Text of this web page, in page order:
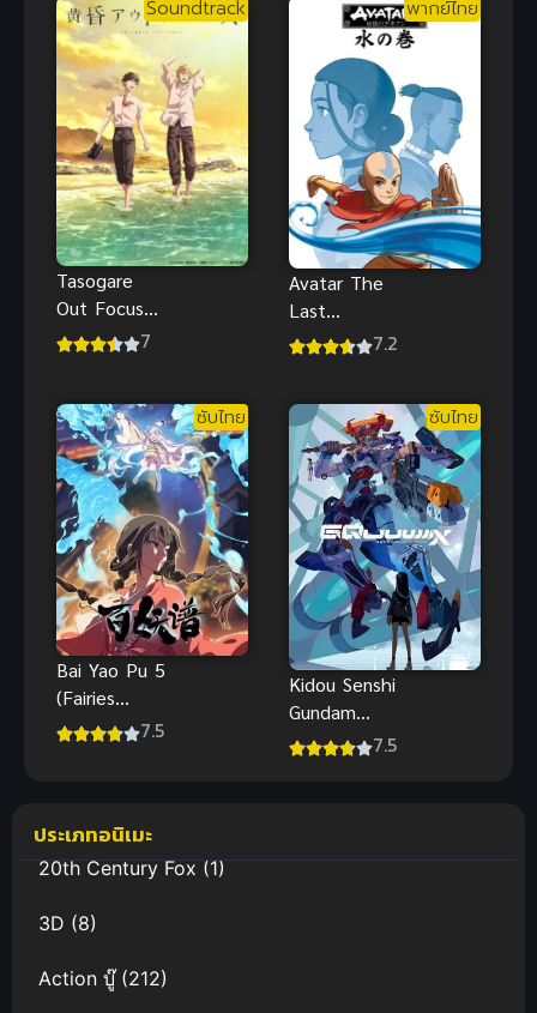
ต่อสู้
Soundtrack
Tasogare
Out Focus
Out Focus รัก
7
พากย์ไทย
Avatar The
Last
Airbender
มันส์ ซับไทย
7.2
ซับไทย
Bai Yao Pu 5
(Fairies
Albums 5)7.5
ซับไทย
Kidou Senshi
Gundam
GQuuuuuuX7.5
ประเภทอนิเมะ
20th Century Fox(1)
3D (8)
Action บู๊(212)